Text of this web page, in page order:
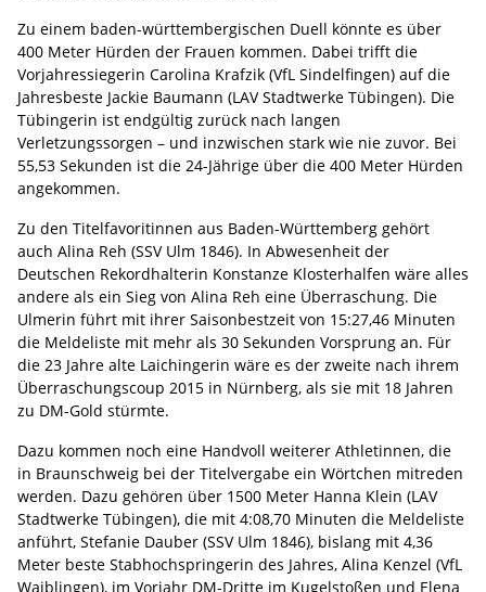
Zu einem baden-württembergischen Duell könnte es über
400 Meter Hürden der Frauen kommen. Dabei trifft die
Vorjahressiegerin Carolina Krafzik (VfL Sindelfingen) auf die
Jahresbeste Jackie Baumann (LAV Stadtwerke Tübingen). Die
Tübingerin ist endgültig zurück nach langen
Verletzungssorgen – und inzwischen stark wie nie zuvor. Bei
55,53 Sekunden ist die 24-Jährige über die 400 Meter Hürden
angekommen.
Zu den Titelfavoritinnen aus Baden-Württemberg gehört
auch Alina Reh (SSV Ulm 1846). In Abwesenheit der
Deutschen Rekordhalterin Konstanze Klosterhalfen wäre alles
andere als ein Sieg von Alina Reh eine Überraschung. Die
Ulmerin führt mit ihrer Saisonbestzeit von 15:27,46 Minuten
die Meldeliste mit mehr als 30 Sekunden Vorsprung an. Für
die 23 Jahre alte Laichingerin wäre es der zweite nach ihrem
Überraschungscoup 2015 in Nürnberg, als sie mit 18 Jahren
zu DM-Gold stürmte.
Dazu kommen noch eine Handvoll weiterer Athletinnen, die
in Braunschweig bei der Titelvergabe ein Wörtchen mitreden
werden. Dazu gehören über 1500 Meter Hanna Klein (LAV
Stadtwerke Tübingen), die mit 4:08,70 Minuten die Meldeliste
anführt, Stefanie Dauber (SSV Ulm 1846), bislang mit 4,36
Meter beste Stabhochspringerin des Jahres, Alina Kenzel (VfL
Waiblingen), im Vorjahr DM-Dritte im Kugelstoßen und Elena